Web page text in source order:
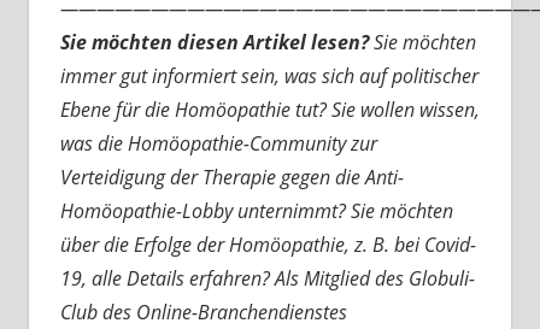
Sie möchten diesen Artikel lesen?Sie möchten
immer gut informiert sein, was sich auf politischer
Ebene für die Homöopathie tut? Sie wollen wissen,
was die Homöopathie-Community zur
Verteidigung der Therapie gegen die Anti-
Homöopathie-Lobby unternimmt? Sie möchten
über die Erfolge der Homöopathie, z. B. bei Covid-
19, alle Details erfahren? Als Mitglied des Globuli-
Club des Online-Branchendienstes